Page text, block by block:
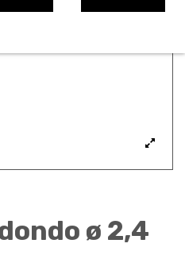
ø 2,4